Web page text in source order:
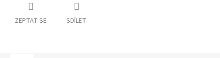
ZEPTAT SE SDÍLET